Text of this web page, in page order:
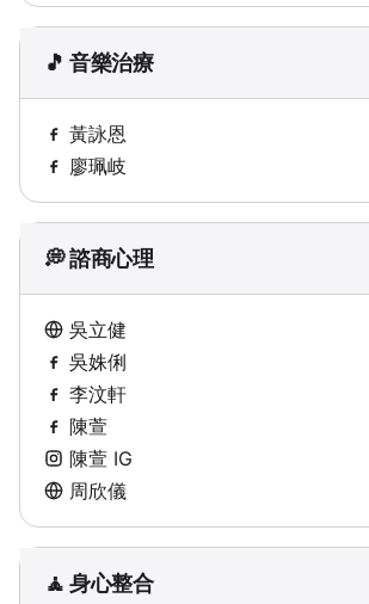
🎵 音樂治療
黃詠恩
廖珮岐
💭 諮商心理
吳立健
吳姝俐
李汶軒
陳萱
陳萱 IG
周欣儀
🧘 身心整合